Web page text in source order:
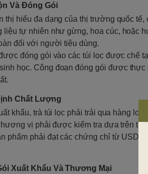
Và Đóng Gói
thị hiếu đa dạng của thị trường quốc
liệu tự nhiên như gừng, hoa cúc, hoặc
đối với người tiêu dùng.
đóng gói vào các túi lọc được chế
học. Công đoạn đóng gói được
Chất Lượng
khẩu, trà túi lọc phải trải qua hàng
vị phải được kiểm tra dựa trên
phẩm phải đạt các chứng chỉ từ
Xuất Khẩu Và Thương Mại